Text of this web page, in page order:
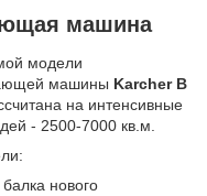
машина
модели
машины Karcher B
на интенсивные
- 2500-7000 кв.м.
нового